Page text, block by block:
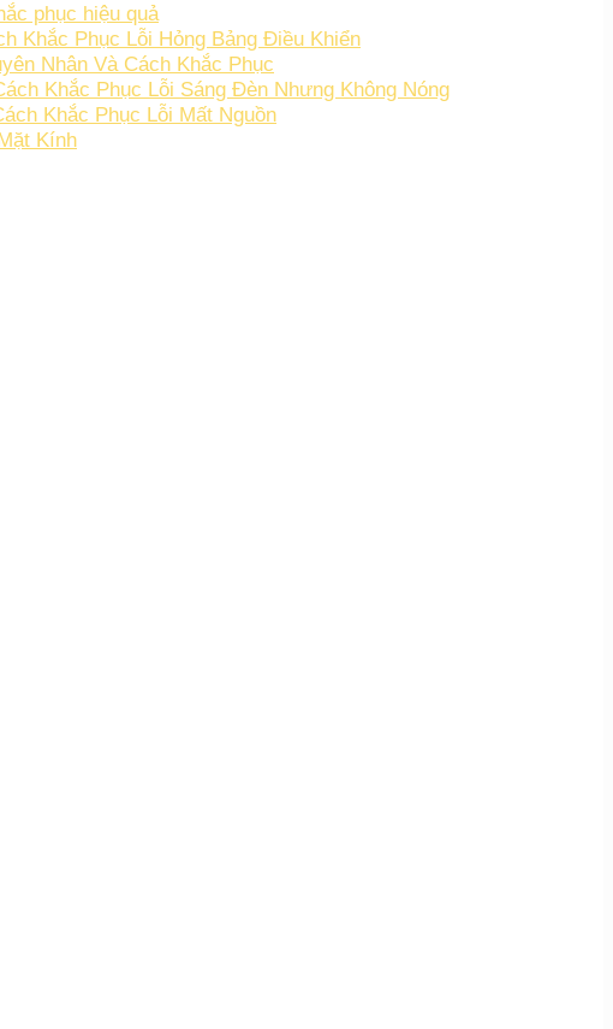
phục hiệu quả
Khắc Phục Lỗi Hỏng Bảng Điều Khiển
Nhân Và Cách Khắc Phục
Khắc Phục Lỗi Sáng Đèn Nhưng Không Nóng
Khắc Phục Lỗi Mất Nguồn
Kính